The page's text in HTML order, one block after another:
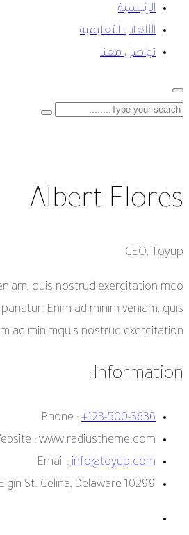
الرئيسية
الألعاب التعليمية
تواصل معنا
Albert Flores
CEO, Toyup
quis nostrud exercitation mco
Enim ad minim veniam, quis
ad minimquis nostrud exercitation.
Information:
Phone : +123-500-3636
: www.radiustheme.com
Email : info@toyup.com
St. Celina, Delaware 10299